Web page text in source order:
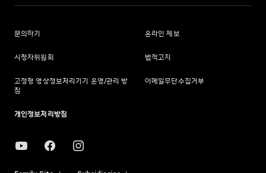
문의하기 온라인 제보
시청자위원회 법적고지
고정형 영상정보처리기기 운영/관리 방
침
이메일무단수집거부
개인정보처리방침